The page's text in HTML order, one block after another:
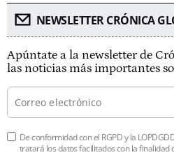
NEWSLETTER CRÓNICA
Apúntate a la newsletter de
las noticias más importantes
De conformidad con el RGPD y la
tratará los datos facilitados con la finalidad